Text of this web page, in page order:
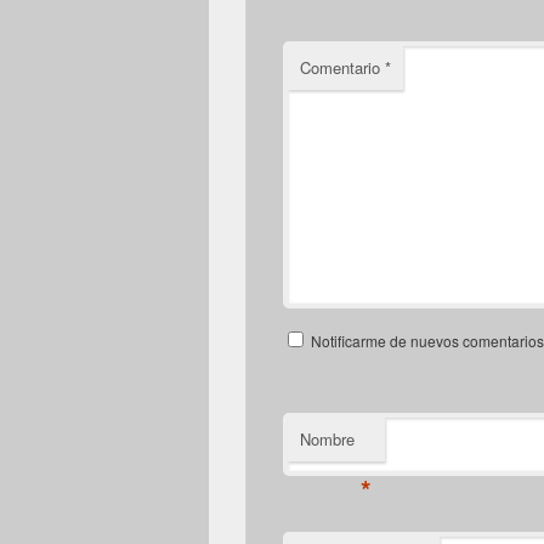
Comentario *
Notificarme de nuevos
Nombre
*